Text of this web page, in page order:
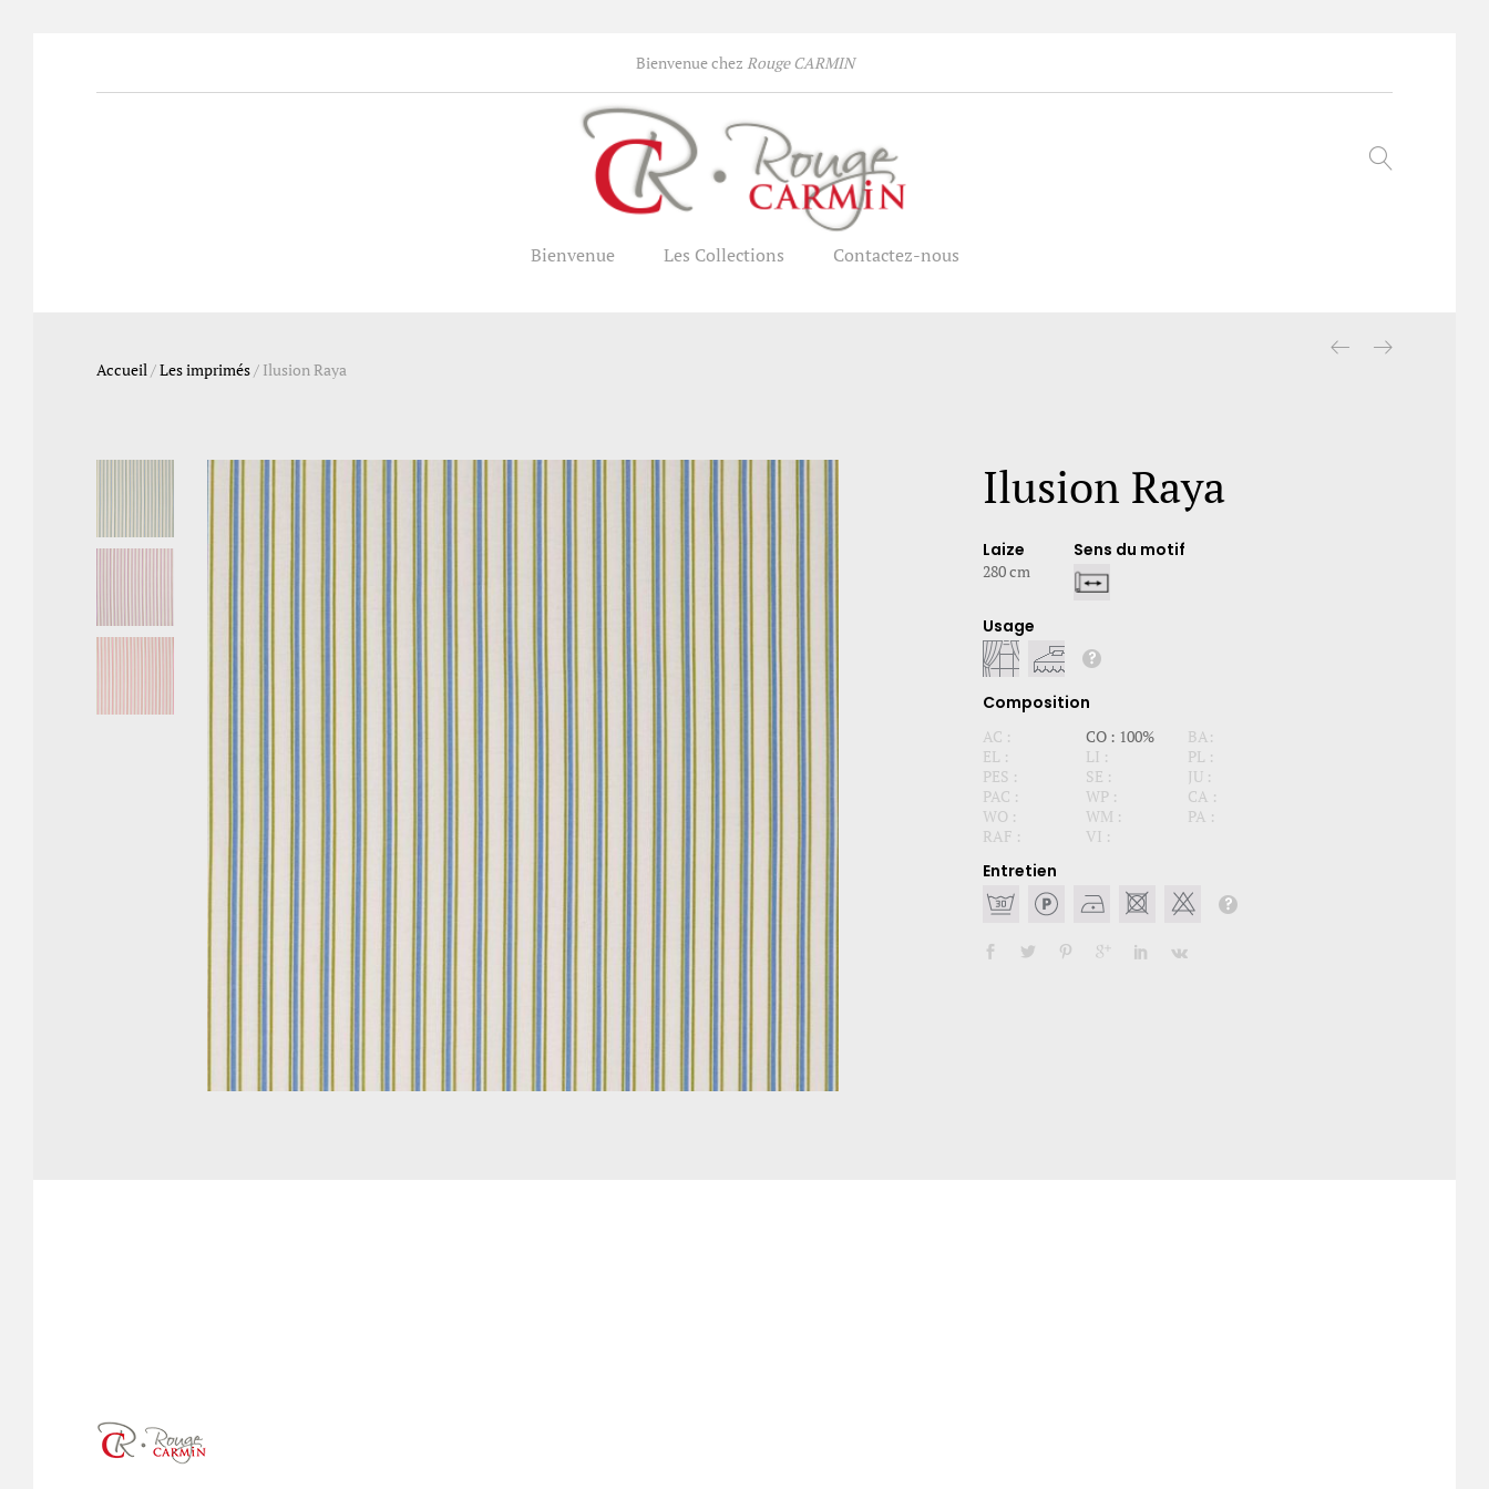
Bienvenue chez Rouge CARMIN
Bienvenue Les Collections Contactez-nous
Accueil/Les imprimés/ Ilusion Raya
Ilusion Raya
Laize
280 cm
Sens du motif
Usage
Composition
AC :
EL :
PES :
PAC :
WO :
RAF :
CO : 100%
LI :
SE :
WP :
WM :
VI :
BA:
PL :
JU :
CA :
PA :
Entretien